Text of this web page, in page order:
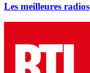
Les meilleures radios